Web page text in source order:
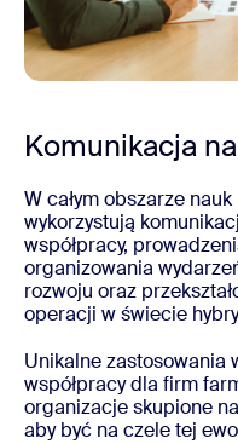
Komunikacja
W całym obszarze
wykorzystują
współpracy,
organizowania
rozwoju oraz
operacji w świecie
Unikalne zastosowania
współpracy dla firm
organizacje skupione
aby być na czele tej